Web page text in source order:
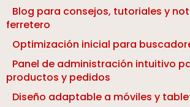
Blog para consejos, tutoriales y
ferretero
Optimización inicial para
Panel de administración intuitivo
productos y pedidos
Diseño adaptable a móviles y